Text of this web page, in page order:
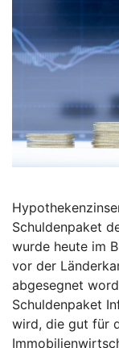
Schuldenpaket
wurde heute im
vor der
abgesegnet
Schuldenpaket
wird, die gut für